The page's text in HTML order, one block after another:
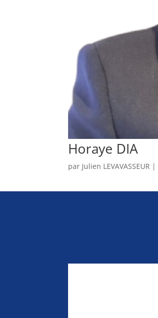
Horaye DIA
par Julien LEVAVASSEUR |